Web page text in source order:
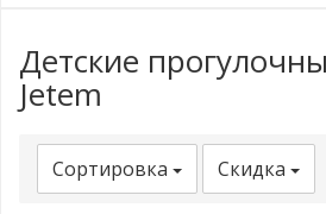
Детские
Jetem
Сортировка Скидка